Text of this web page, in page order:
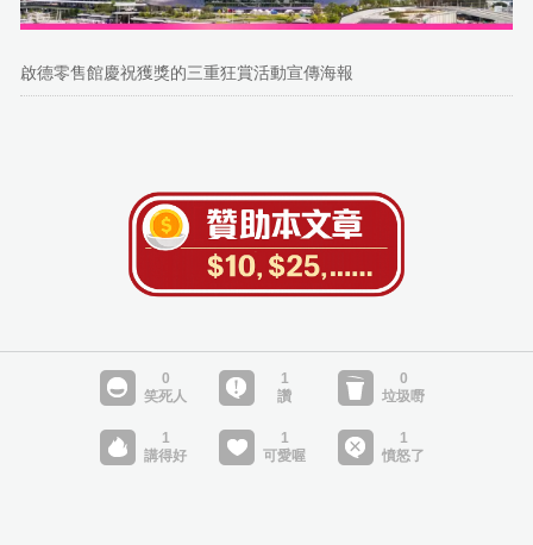
啟德零售館慶祝獲獎的三重狂賞活動宣傳海報